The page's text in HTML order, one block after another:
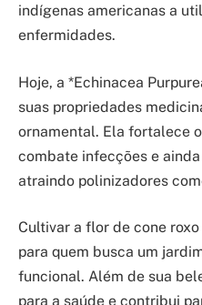
indígenas americanas a
enfermidades.
Hoje, a *Echinacea
suas propriedades
ornamental. Ela fortalece
combate infecções e
atraindo polinizadores
Cultivar a flor de cone
para quem busca um
funcional. Além de sua
para a saúde e contribui